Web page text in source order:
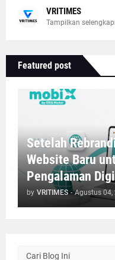
VRITIMES
Tampilkan
Featured post
Setelah
Website Baru
Pengalaman
by VRITIMES - Agustus 04,